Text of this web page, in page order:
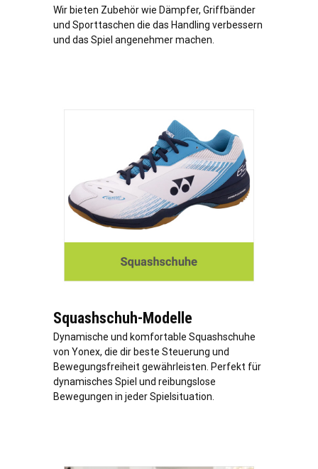
Wir bieten Zubehör wie Dämpfer, Griffbänder
und Sporttaschen die das Handling verbessern
und das Spiel angenehmer machen.
Squashschuh-Modelle
Dynamische und komfortable Squashschuhe
von Yonex, die dir beste Steuerung und
Bewegungsfreiheit gewährleisten. Perfekt für
dynamisches Spiel und reibungslose
Bewegungen in jeder Spielsituation.